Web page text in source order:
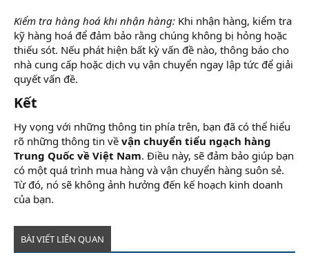
Kiểm tra hàng hoá khi nhận hàng: Khi nhận hàng, kiểm tra
kỹ hàng hoá để đảm bảo rằng chúng không bị hỏng hoặc
thiếu sót. Nếu phát hiện bất kỳ vấn đề nào, thông báo cho
nhà cung cấp hoặc dịch vụ vận chuyển ngay lập tức để giải
quyết vấn đề.
Kết​
Hy vọng với những thông tin phía trên, bạn đã có thể hiểu
rõ những thông tin về vận chuyển tiểu ngạch hàng
Trung Quốc về Việt Nam. Điều này, sẽ đảm bảo giúp bạn
có một quá trình mua hàng và vận chuyển hàng suôn sẻ.
Từ đó, nó sẽ không ảnh hưởng đến kế hoạch kinh doanh
của bạn.
BÀI VIẾT LIÊN QUAN